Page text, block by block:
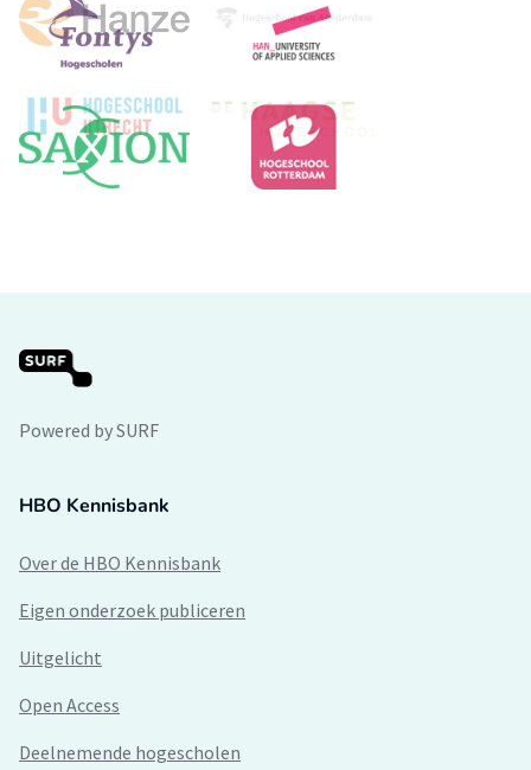
Powered by SURF
HBO Kennisbank
Over de HBO Kennisbank
Eigen onderzoek publiceren
Uitgelicht
Open Access
Deelnemende hogescholen